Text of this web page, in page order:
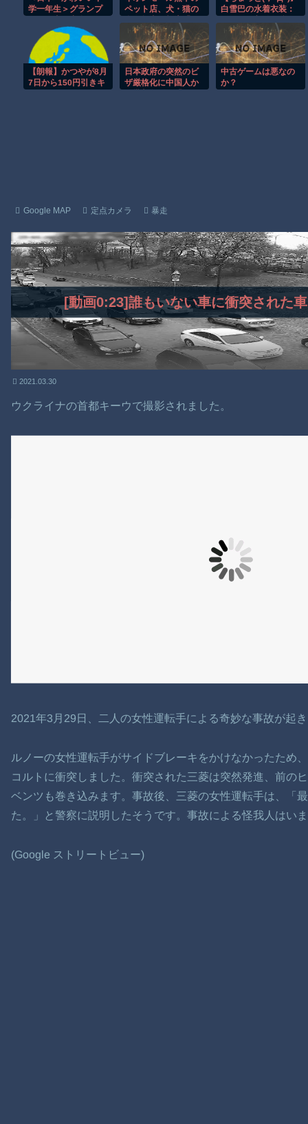
【宮崎】マジ勘弁してほしい。久しぶりに恐ろしい子供ミサイル
【謎】広島県が頑なに「はだしのゲンコラボ喫茶」をやらない理
ヒロインが死ぬアニメって四月は君の嘘くらいしかないような
学一年生＞グランプ
の花さん 準グランプ
リは徳島県出身・つ
むぎさん
ペット店、犬・猫の
タッフとともに速や
かに避難」 [7/30]
白雪巴の水着衣装：
ぎるかもしれない水
着お披露目??【白雪
巴/にじさんじ】
【朗報】かつやが8月
7日から150円引きキ
日本政府の突然のビ
ザ厳格化に中国人か
中古ゲームは悪なの
か？
Google MAP 定点カメラ 暴走
[動画0:23]誰もいない車に衝突された
2021.03.30
ウクライナの首都キーウで撮影されました。
2021年3月29日、二人の女性運転手による奇妙な事故が起
ルノーの女性運転手がサイドブレーキをかけなかったため
コルトに衝突しました。衝突された三菱は突然発進、前の
ベンツも巻き込みます。事故後、三菱の女性運転手は、「
た。」と警察に説明したそうです。事故による怪我人はい
(Google ストリートビュー)